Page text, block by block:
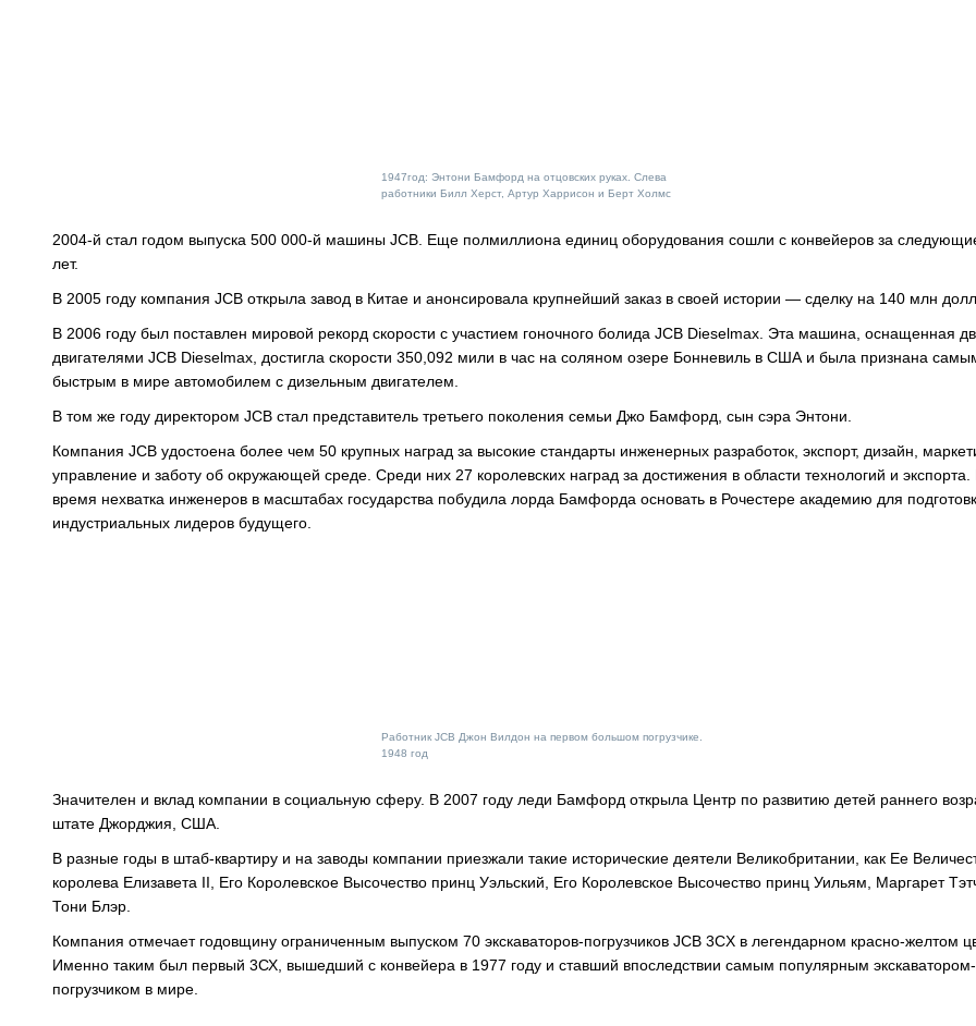
1947год: Энтони Бамфорд на отцовских руках. Слева
работники Билл Херст, Артур Харрисон и Берт Холмс
2004-й стал годом выпуска 500 000-й машины JCB. Еще полмиллиона единиц оборудования сошли с конвейеров за
лет.
В 2005 году компания JCB открыла завод в Китае и анонсировала крупнейший заказ в своей истории — сделку на 140 млн долл.
В 2006 году был поставлен мировой рекорд скорости с участием гоночного болида JCB Dieselmax. Эта машина, оснащенная
двигателями JCB Dieselmax, достигла скорости 350,092 мили в час на соляном озере Бонневиль в США и была признана
быстрым в мире автомобилем с дизельным двигателем.
В том же году директором JCB стал представитель третьего поколения семьи Джо Бамфорд, сын сэра Энтони.
Компания JCB удостоена более чем 50 крупных наград за высокие стандарты инженерных разработок, экспорт, дизайн,
управление и заботу об окружающей среде. Среди них 27 королевских наград за достижения в области технологий и экспорта.
время нехватка инженеров в масштабах государства побудила лорда Бамфорда основать в Рочестере академию для
индустриальных лидеров будущего.
Работник JCB Джон Вилдон на первом большом погрузчике.
1948 год
Значителен и вклад компании в социальную сферу. В 2007 году леди Бамфорд открыла Центр по развитию детей раннего
штате Джорджия, США.
В разные годы в штаб-квартиру и на заводы компании приезжали такие исторические деятели Великобритании, как Ее
королева Елизавета II, Его Королевское Высочество принц Уэльский, Его Королевское Высочество принц Уильям, Маргарет
Тони Блэр.
Компания отмечает годовщину ограниченным выпуском 70 экскаваторов-погрузчиков JCB 3CX в легендарном красно-желтом
Именно таким был первый 3СХ, вышедший с конвейера в 1977 году и ставший впоследствии самым популярным экскаватором-
погрузчиком в мире.